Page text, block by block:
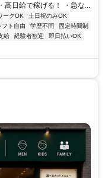
高日給で稼げる！ ・急な...
ークOK
土日祝のみOK
フト自由 学歴不問
固定時間制
給 経験者歓迎
即日払いOK